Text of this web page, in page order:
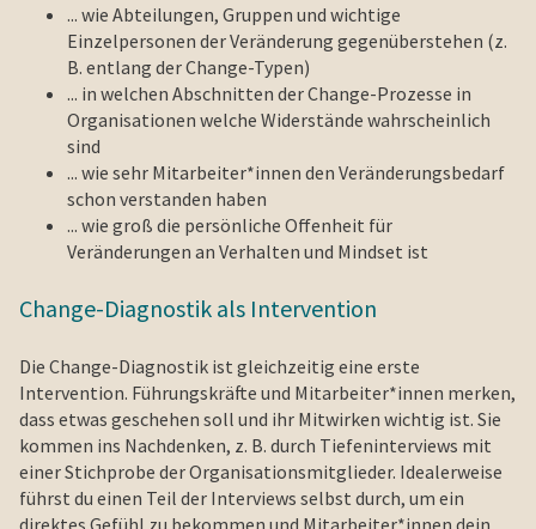
... wie Abteilungen, Gruppen und wichtige
Einzelpersonen der Veränderung gegenüberstehen (z.
B. entlang der Change-Typen)
... in welchen Abschnitten der Change-Prozesse in
Organisationen welche Widerstände wahrscheinlich
sind
... wie sehr Mitarbeiter*innen den Veränderungsbedarf
schon verstanden haben
... wie groß die persönliche Offenheit für
Veränderungen an Verhalten und Mindset ist
Change-Diagnostik als Intervention
Die Change-Diagnostik ist gleichzeitig eine erste
Intervention. Führungskräfte und Mitarbeiter*innen merken,
dass etwas geschehen soll und ihr Mitwirken wichtig ist. Sie
kommen ins Nachdenken, z. B. durch Tiefeninterviews mit
einer Stichprobe der Organisationsmitglieder. Idealerweise
führst du einen Teil der Interviews selbst durch, um ein